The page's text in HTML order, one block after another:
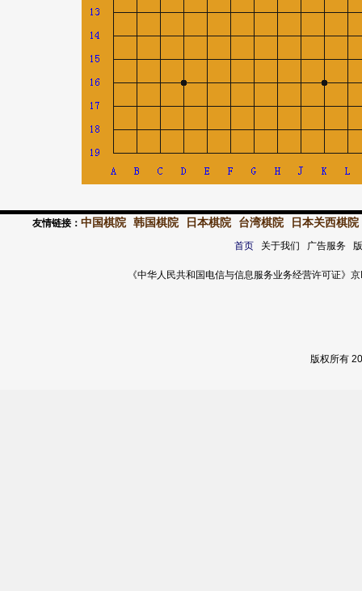
友情链接： 中国棋院 韩国棋院 日本棋院 台湾棋院 日本关西棋院
首页关于我们 广告服务
《中华人民共和国电信与信息服务业务经营许可证
版权所有